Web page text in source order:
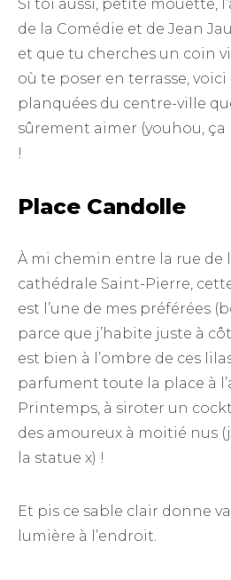
Si toi aussi, petite mouette,
de la Comédie et de Jean
et que tu cherches un coin
où te poser en terrasse,
planquées du centre-ville
sûrement aimer (youhou, ça
!
Place Candolle
À mi chemin entre la rue de
cathédrale Saint-Pierre,
est l’une de mes préférées
parce que j’habite juste à
est bien à l’ombre de ces
parfument toute la place à
Printemps, à siroter un
des amoureux à moitié nus
la statue x) !
Et pis ce sable clair donne
lumière à l’endroit.